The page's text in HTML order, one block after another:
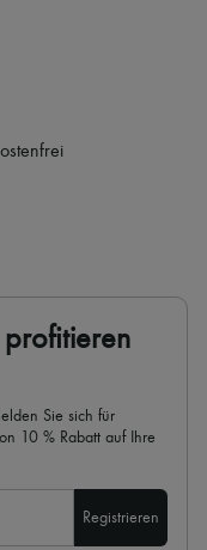
LVMH-Gruppe
Sie sich für
10 % Rabatt auf Ihre
Registrieren